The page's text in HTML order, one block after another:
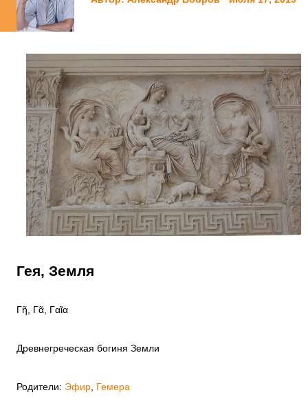
Гея, Земля
Γῆ, Γᾶ, Γαῖα
Древнегреческая богиня Земли
Родители: Эфир Гемера